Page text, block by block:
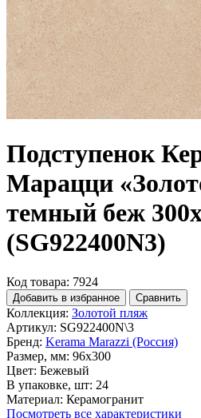
Подступенок
Марацци
темный беж
(SG922400N3)
Код товара: 7924
Добавить в избранное Сравнить
Коллекция: Золотой пляж
Артикул: SG922400N\3
Бренд: Kerama Marazzi (Россия)
Размер, мм: 96x300
Цвет: Бежевый
В упаковке, шт: 24
Материал: Керамогранит
Посмотреть все характеристики